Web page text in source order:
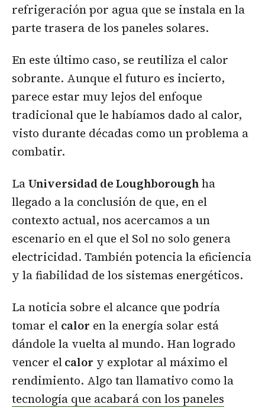
refrigeración por agua que se instala en la
parte trasera de los paneles solares.
En este último caso, se reutiliza el calor
sobrante. Aunque el futuro es incierto,
parece estar muy lejos del enfoque
tradicional que le habíamos dado al calor,
visto durante décadas como un problema a
combatir.
LaUniversidad de Loughboroughha
llegado a la conclusión de que, en el
contexto actual, nos acercamos a un
escenario en el que el Sol no solo genera
electricidad. También potencia la eficiencia
y la fiabilidad de los sistemas energéticos.
La noticia sobre el alcance que podría
tomar el calor en la energía solar está
dándole la vuelta al mundo. Han logrado
vencer elcalor y explotar al máximo el
rendimiento. Algo tan llamativo como la
tecnología que acabará con los paneles